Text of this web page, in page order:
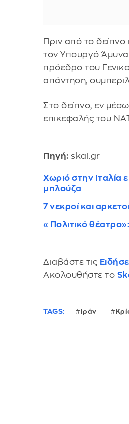
Πριν από το
τον Υπουργό
πρόεδρο του
απάντηση,
Στο δείπνο, εν μέσω
επικεφαλής του
Πηγή: skai.gr
Χωριό στην Ιταλία
μπλούζα
7 νεκροί και
«Πολιτικό
Διαβάστε τις
Ακολουθήστε το
TAGS: Ιράν